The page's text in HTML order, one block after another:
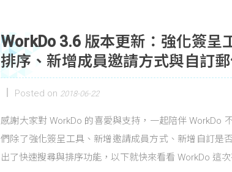
WorkDo 3.6 版本更新：強化簽呈
排序、新增成員邀請方式與自訂
Posted on 2018-06-22
感謝大家對 WorkDo 的喜愛與支持，一起陪伴 WorkDo
們除了強化簽呈工具、新增邀請成員方式、新增自訂是
出了快速搜尋與排序功能，以下就快來看看 WorkDo 這次